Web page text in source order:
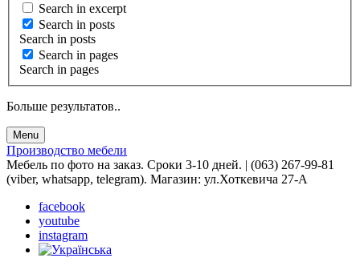
Search in excerpt
Search in posts
Search in posts
Search in pages
Search in pages
Больше результатов..
Menu
Производство мебели
Мебель по фото на заказ. Сроки 3-10 дней. | (063) 267-99-81
(viber, whatsapp, telegram). Магазин: ул.Хоткевича 27-А
facebook
youtube
instagram